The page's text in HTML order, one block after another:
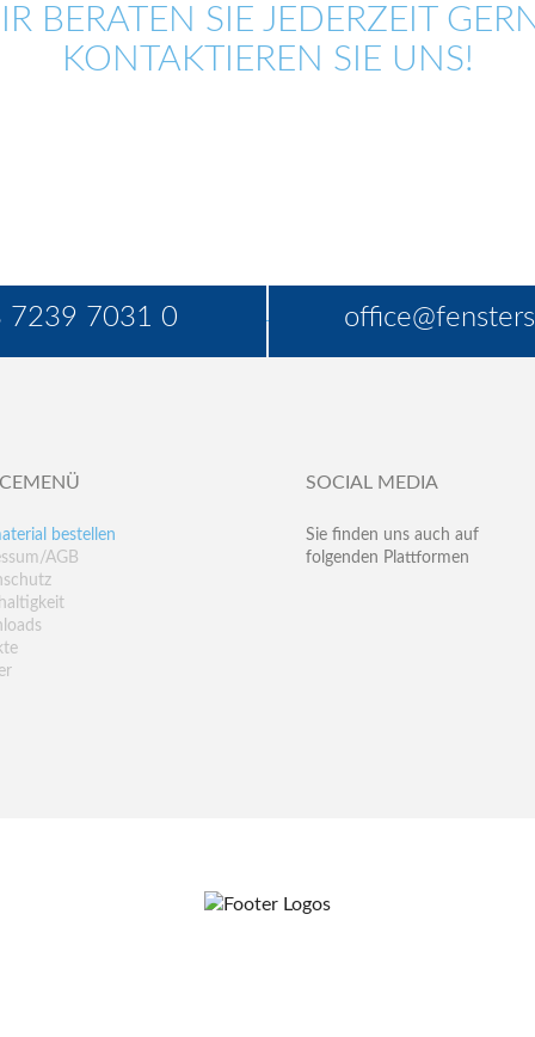
BERATEN SIE JEDERZEIT
KONTAKTIEREN SIE UNS!
7239 7031 0
bestellen
AGB
SOCIAL MEDIA
Sie finden uns auch auf
folgenden Plattformen